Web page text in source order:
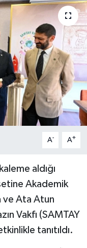
A- A+
aldığı
Akademik
ve Ata Atun
Vakfı (SAMTAY
tanıtıldı.